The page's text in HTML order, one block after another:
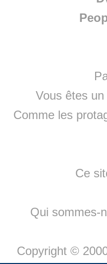
Vous êtes
Comme les
Ce
Qui sommes-
Copyright ©